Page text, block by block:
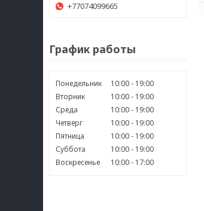
+77074099665
График работы
Понедельник 10:00
19:00
Вторник
10:00
19:00
Среда
10:00
19:00
Четверг
10:00
19:00
Пятница
10:00
19:00
Суббота
10:00
19:00
Воскресенье
10:00 17:00